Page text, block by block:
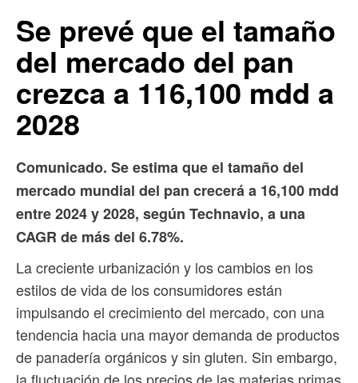
Se prevé que el tamaño
del mercado del pan
crezca a 116,100 mdd a
2028
Comunicado. Se estima que el tamaño del
mercado mundial del pan crecerá a 16,100 mdd
entre 2024 y 2028, según Technavio, a una
CAGR de más del 6.78%.
La creciente urbanización y los cambios en los
estilos de vida de los consumidores están
impulsando el crecimiento del mercado, con una
tendencia hacia una mayor demanda de productos
de panadería orgánicos y sin gluten. Sin embargo,